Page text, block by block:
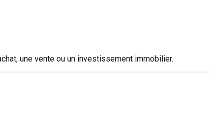
une vente ou un investissement immobilier.